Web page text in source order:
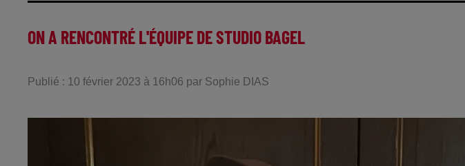
ON A RENCONTRÉ L'ÉQUIPE DE STUDIO BAGEL
Publié : 10 février 2023 à 16h06 par Sophie DIAS